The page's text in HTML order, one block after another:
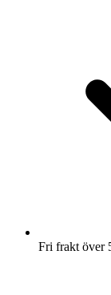
Fri frakt över